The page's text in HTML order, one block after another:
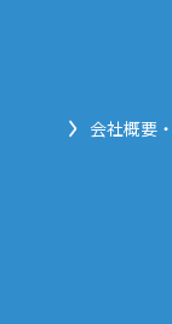
会社概要